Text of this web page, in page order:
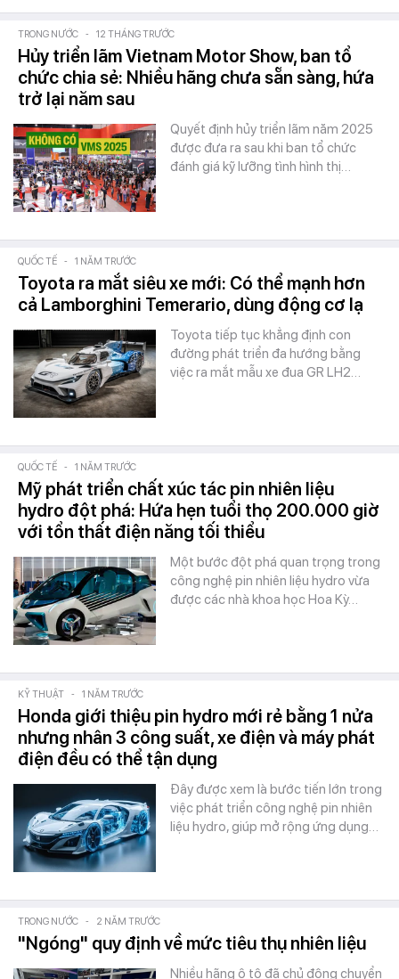
TRONG NƯỚC - 12 THÁNG TRƯỚC
Hủy triển lãm Vietnam Motor Show, ban tổ
chức chia sẻ: Nhiều hãng chưa sẵn sàng, hứa
trở lại năm sau
Quyết định hủy triển lãm năm 2025
được đưa ra sau khi ban tổ chức
đánh giá kỹ lưỡng tình hình thị…
QUỐC TẾ - 1 NĂM TRƯỚC
Toyota ra mắt siêu xe mới: Có thể mạnh hơn
cả Lamborghini Temerario, dùng động cơ lạ
Toyota tiếp tục khẳng định con
đường phát triển đa hướng bằng
việc ra mắt mẫu xe đua GR LH2…
QUỐC TẾ - 1 NĂM TRƯỚC
Mỹ phát triển chất xúc tác pin nhiên liệu
hydro đột phá: Hứa hẹn tuổi thọ 200.000 giờ
với tổn thất điện năng tối thiểu
Một bước đột phá quan trọng trong
công nghệ pin nhiên liệu hydro vừa
được các nhà khoa học Hoa Kỳ…
KỸ THUẬT - 1 NĂM TRƯỚC
Honda giới thiệu pin hydro mới rẻ bằng 1 nửa
nhưng nhân 3 công suất, xe điện và máy phát
điện đều có thể tận dụng
Đây được xem là bước tiến lớn trong
việc phát triển công nghệ pin nhiên
liệu hydro, giúp mở rộng ứng dụng…
TRONG NƯỚC - 2 NĂM TRƯỚC
"Ngóng" quy định về mức tiêu thụ nhiên liệu
Nhiều hãng ô tô đã chủ động chuyển